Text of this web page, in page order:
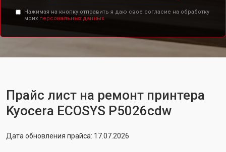
Нажимая на кнопку отправить я даю свое согласие на обработку
моих персональных данных.
Прайс лист на ремонт принтера
Kyocera ECOSYS P5026cdw
Дата обновления прайса: 17.07.2026